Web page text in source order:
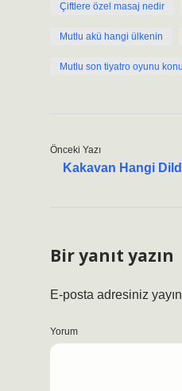
Çiftlere özel masaj nedir
Mutlu akü hangi ülkenin
Mutlu son tiyatro oyunu
Önceki Yazı
Kakavan Hangi
Bir yanıt yazın
E-posta adresiniz
Yorum